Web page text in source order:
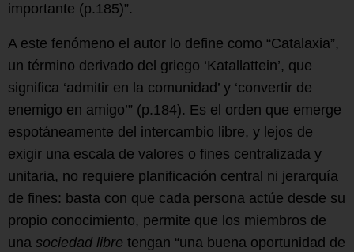
importante (p.185)”.
A este fenómeno el autor lo define como “Catalaxia”,
un término derivado del griego ‘Katallattein’, que
significa ‘admitir en la comunidad’ y ‘convertir de
enemigo en amigo’” (p.184). Es el orden que emerge
espotáneamente del intercambio libre, y lejos de
exigir una escala de valores o fines centralizada y
unitaria, no requiere planificación central ni jerarquía
de fines: basta con que cada persona actúe desde su
propio conocimiento, permite que los miembros de
una sociedad libre tengan “una buena oportunidad de